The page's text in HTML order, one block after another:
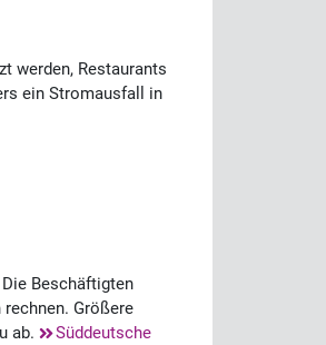
werden, Restaurants
ein Stromausfall in
Beschäftigten
Größere
ab.
Süddeutsche